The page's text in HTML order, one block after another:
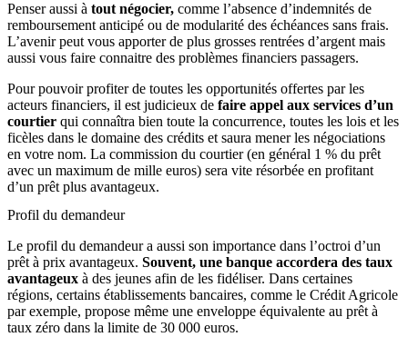
Penser aussi à tout négocier, comme l’absence d’indemnités de
remboursement anticipé ou de modularité des échéances sans frais.
L’avenir peut vous apporter de plus grosses rentrées d’argent mais
aussi vous faire connaitre des problèmes financiers passagers.
Pour pouvoir profiter de toutes les opportunités offertes par les
acteurs financiers, il est judicieux de faire appel aux services d’un
courtier qui connaîtra bien toute la concurrence, toutes les lois et les
ficèles dans le domaine des crédits et saura mener les négociations
en votre nom. La commission du courtier (en général 1 % du prêt
avec un maximum de mille euros) sera vite résorbée en profitant
d’un prêt plus avantageux.
Profil du demandeur
Le profil du demandeur a aussi son importance dans l’octroi d’un
prêt à prix avantageux. Souvent, une banque accordera des taux
avantageux à des jeunes afin de les fidéliser. Dans certaines
régions, certains établissements bancaires, comme le Crédit Agricole
par exemple, propose même une enveloppe équivalente au prêt à
taux zéro dans la limite de 30 000 euros.